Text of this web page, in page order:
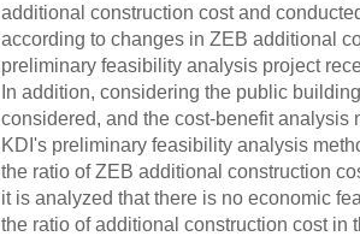
additional construction cost and
according to changes in ZEB additional
preliminary feasibility analysis project
In addition, considering the public
considered, and the cost-benefit analysis
KDI's preliminary feasibility analysis
the ratio of ZEB additional construction
it is analyzed that there is no economic
the ratio of additional construction cost in